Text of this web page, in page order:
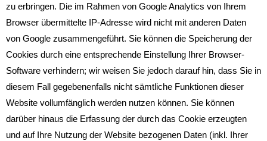
zu erbringen. Die im Rahmen von Google Analytics von Ihrem
Browser übermittelte IP-Adresse wird nicht mit anderen Daten
von Google zusammengeführt. Sie können die Speicherung der
Cookies durch eine entsprechende Einstellung Ihrer Browser-
Software verhindern; wir weisen Sie jedoch darauf hin, dass Sie in
diesem Fall gegebenenfalls nicht sämtliche Funktionen dieser
Website vollumfänglich werden nutzen können. Sie können
darüber hinaus die Erfassung der durch das Cookie erzeugten
und auf Ihre Nutzung der Website bezogenen Daten (inkl. Ihrer